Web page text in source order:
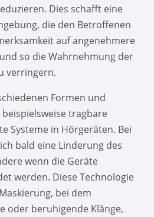
Dies schafft eine
die den Betroffenen
auf angenehmere
so die Wahrnehmung der
verringern.
Formen und
tragbare
Systeme in Hörgeräten. Bei
bald eine Linderung des
wenn die Geräte
werden. Diese Technologie
bei dem
oder beruhigende Klänge,